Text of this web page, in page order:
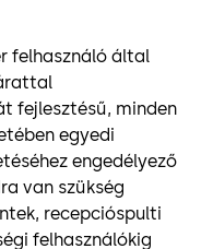
felhasználó által
fejlesztésű, minden
egyedi
engedélyező
van szükség
recepcióspulti
felhasználókig